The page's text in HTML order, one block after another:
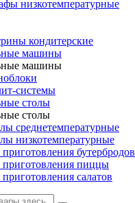
низкотемпературные
кондитерские
машины
машины
системы
столы
столы
среднетемпературные
низкотемпературные
бутербродов
приготовления пиццы
салатов